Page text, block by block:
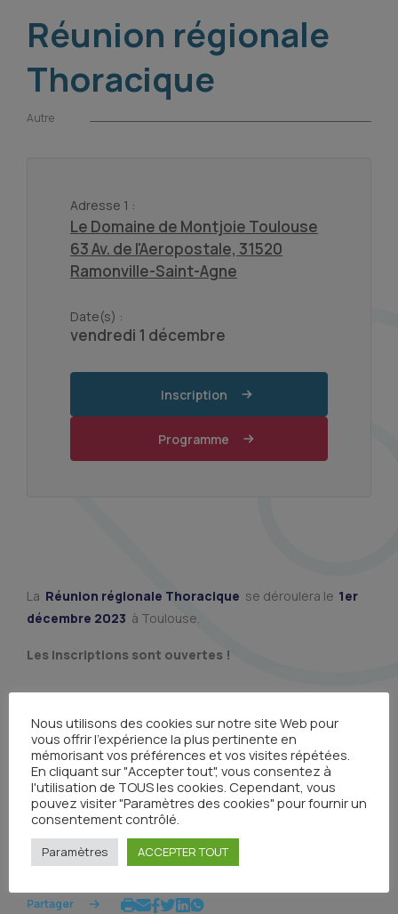
Réunion régionale
Thoracique
Autre
Adresse 1 :
Le Domaine de Montjoie Toulouse
63 Av. de l'Aeropostale, 31520
Ramonville-Saint-Agne
Date(s) :
vendredi 1 décembre
Inscription
Programme
La Réunion régionale Thoracique se déroulera le 1er
décembre 2023 à Toulouse.
Les inscriptions sont ouvertes !
Partager
Nous utilisons des cookies sur notre site Web pour
vous offrir l'expérience la plus pertinente en
mémorisant vos préférences et vos visites répétées.
En cliquant sur "Accepter tout", vous consentez à
l'utilisation de TOUS les cookies. Cependant, vous
pouvez visiter "Paramètres des cookies" pour fournir un
consentement contrôlé.
Paramètres ACCEPTER TOUT